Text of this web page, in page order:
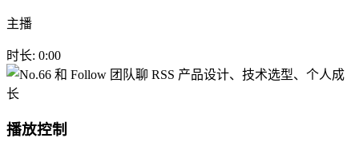
主播
时长: 0:00
播放控制